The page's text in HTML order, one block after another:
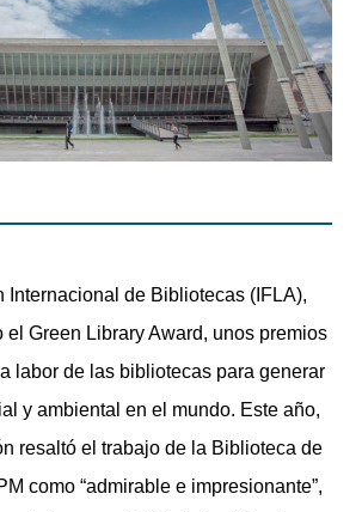
Internacional de Bibliotecas (IFLA),
el Green Library Award, unos premios
labor de las bibliotecas para generar
y ambiental en el mundo. Este año,
resaltó el trabajo de la Biblioteca de
como “admirable e impresionante”,